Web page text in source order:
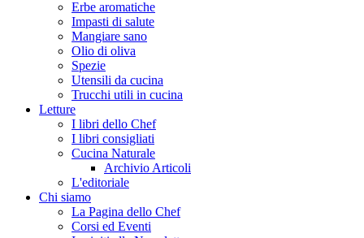
Erbe aromatiche
Impasti di salute
Mangiare sano
Olio di oliva
Spezie
Utensili da cucina
Trucchi utili in cucina
Letture
I libri dello Chef
I libri consigliati
Cucina Naturale
Archivio Articoli
L'editoriale
Chi siamo
La Pagina dello Chef
Corsi ed Eventi